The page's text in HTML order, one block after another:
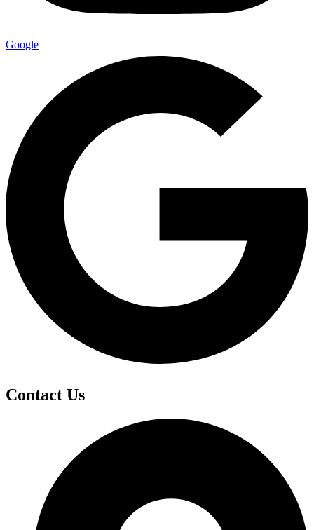
Google
Contact Us